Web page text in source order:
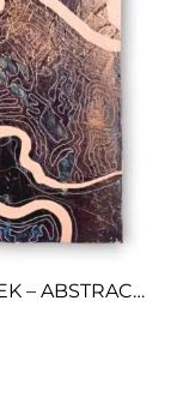
MYSTIQUE 2 – SCHILDERIJ OP DOEK – ABSTRACTE KUNST